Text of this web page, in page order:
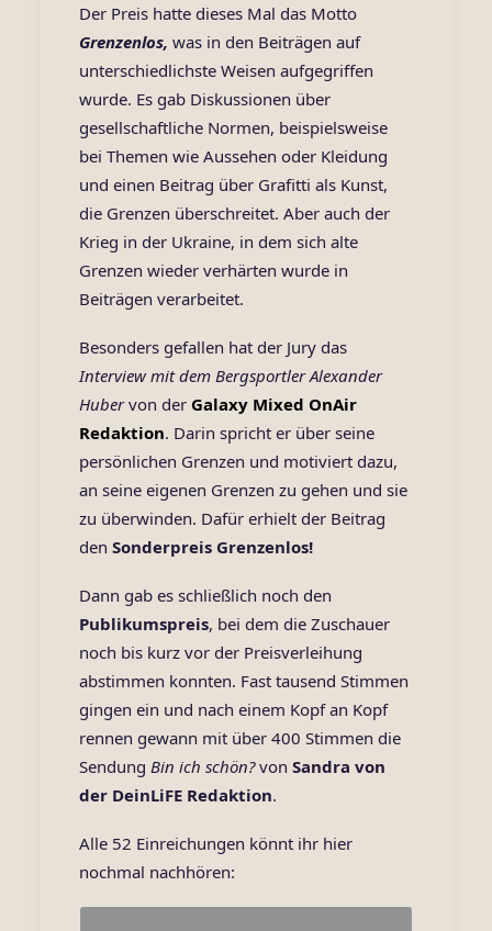
Der Preis hatte dieses Mal das Motto
Grenzenlos, was in den Beiträgen auf
unterschiedlichste Weisen aufgegriffen
wurde. Es gab Diskussionen über
gesellschaftliche Normen, beispielsweise
bei Themen wie Aussehen oder Kleidung
und einen Beitrag über Grafitti als Kunst,
die Grenzen überschreitet. Aber auch der
Krieg in der Ukraine, in dem sich alte
Grenzen wieder verhärten wurde in
Beiträgen verarbeitet.
Besonders gefallen hat der Jury das
Interview mit dem Bergsportler Alexander
Hubervon der Galaxy Mixed OnAir
Redaktion. Darin spricht er über seine
persönlichen Grenzen und motiviert dazu,
an seine eigenen Grenzen zu gehen und sie
zu überwinden. Dafür erhielt der Beitrag
den Sonderpreis Grenzenlos!
Dann gab es schließlich noch den
Publikumspreis, bei dem die Zuschauer
noch bis kurz vor der Preisverleihung
abstimmen konnten. Fast tausend Stimmen
gingen ein und nach einem Kopf an Kopf
rennen gewann mit über 400 Stimmen die
Sendung Bin ich schön?von Sandra von
der DeinLiFE Redaktion.
Alle 52 Einreichungen könnt ihr hier
nochmal nachhören: